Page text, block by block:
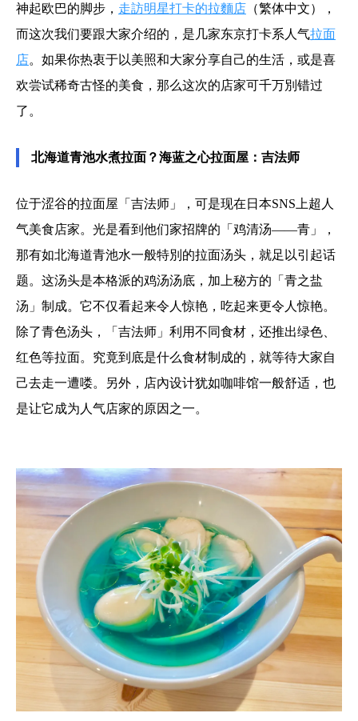
神起欧巴的脚步， 走訪明星打卡的拉麵店 （繁体中文），
而这次我们要跟大家介绍的，是几家东京打卡系人气拉面
店。如果你热衷于以美照和大家分享自己的生活，或是喜
欢尝试稀奇古怪的美食，那么这次的店家可千万別错过
了。
北海道青池水煮拉面？海蓝之心拉面屋：吉法师
位于涩谷的拉面屋「吉法师」，可是现在日本SNS上超人
气美食店家。光是看到他们家招牌的「鸡清汤——青」，
那有如北海道青池水一般特別的拉面汤头，就足以引起话
题。这汤头是本格派的鸡汤汤底，加上秘方的「青之盐
汤」制成。它不仅看起来令人惊艳，吃起来更令人惊艳。
除了青色汤头，「吉法师」利用不同食材，还推出绿色、
红色等拉面。究竟到底是什么食材制成的，就等待大家自
己去走一遭喽。另外，店內设计犹如咖啡馆一般舒适，也
是让它成为人气店家的原因之一。